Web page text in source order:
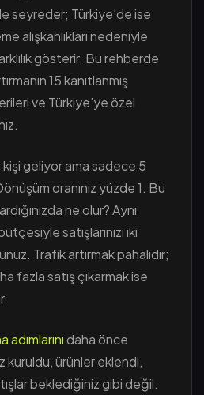
seyreder; Türkiye'de ise
alışkanlıkları nedeniyle
gösterir. Bu rehberde
15 kanıtlanmış
ve Türkiye'ye özel
geliyor ama sadece 5
oranınız yüzde 1. Bu
ne olur? Aynı
satışlarınızı iki
Trafik artırmak pahalıdır;
fazla satış çıkarmak ise
daha önce
kuruldu, ürünler eklendi,
beklediğiniz gibi değil.